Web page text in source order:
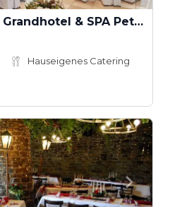
Steigenberger Icon Grandhotel & SPA Petersberg
Hauseigenes Catering